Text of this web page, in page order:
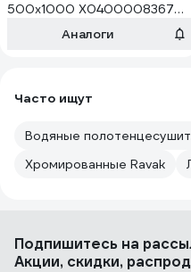
500x1000 X04000083679
00000073747
Аналоги
Часто ищут
Водяные
Хромированные Ravak
Подпишитесь на
Акции, скидки,